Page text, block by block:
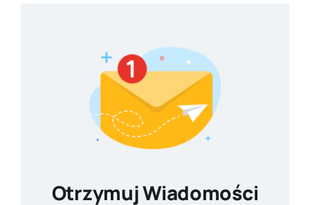
Otrzymuj Wiadomości